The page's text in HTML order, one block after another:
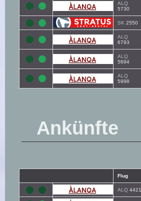
ALQ
5730
SK 2550
ALQ
6793
ALQ
5694
ALQ
5998
Ankünfte
Flug
ALQ 4421